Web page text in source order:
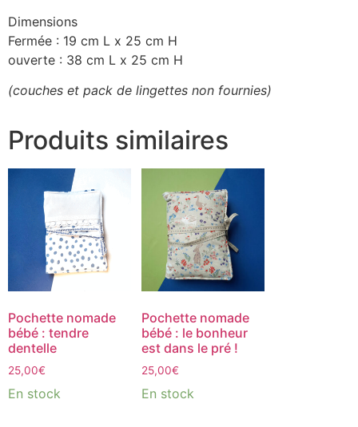
Dimensions
Fermée : 19 cm L x 25 cm H
ouverte : 38 cm L x 25 cm H
(couches et pack de lingettes non fournies)
Produits similaires
Pochette nomade
bébé : tendre
dentelle
25,00€
En stock
Pochette nomade
bébé : le bonheur
est dans le pré !
25,00€
En stock